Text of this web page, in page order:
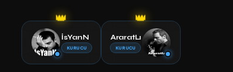
👑
İsYanN
KURUCU
👑
AraratLı
KURUCU